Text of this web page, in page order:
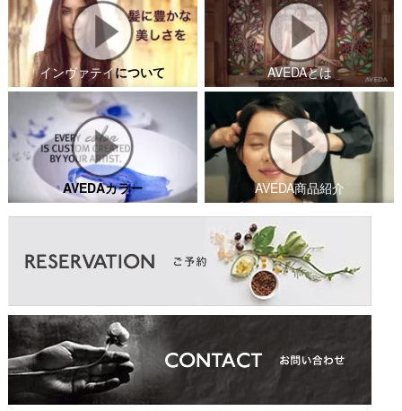
インヴァテイについて AVEDAとは
AVEDAカラー AVEDA商品紹介